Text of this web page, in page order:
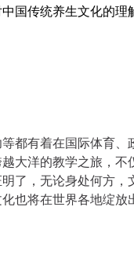
国传统养生文化的理
都有着在国际体育、
大洋的教学之旅，不
了，无论身处何方，
也将在世界各地绽放